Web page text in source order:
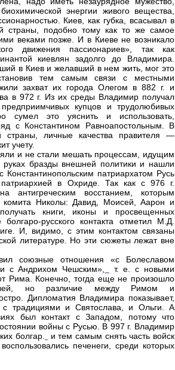
энергии живого вещества,
Киев, как губка, всасывал в
страны, подобно тому как то же самое
веками позже. И в Киеве не возникало
движения пассионариев», так как
киевлян задолго до Владимира.
в Киев и желавший в нем жить, мог это
тем самым связи с местными
захват их города Олегом в 882 г. и
в 972 г. Из их среды Владимир получал
купцов и трудолюбивых
сумел это уяснить и использовать,
с Константином Равноапостольным. В
личные качества правителя —
учету.
и не стали мешать процессам, идущим
бразды внешней политики и нашли
патриархатом Русь
в Охриде. Так как с 976 г.
антигреческим восстанием, которым
комита Николы: Давид, Моисей, Аарон и
книги, иконы и просвещенных
русского контакта отметил М.Д.
И, видимо, с этим контактом связаны
литературе. Но эти сюжеты лежат вне
союзные отношения «с Болеславом
с Андрихом Чешским»,
т. е. с новыми
Рима. Конечно, тогда еще не произошло
но различие между Римом и
Дипломатия Владимира показывает,
с традициями и Святослава, и Ольги. А
был контакт с Западом, потому что
войны с Русью. В 997 г. Владимир
болгар.
и тем самым снять часть войск
печенеги, среди которых